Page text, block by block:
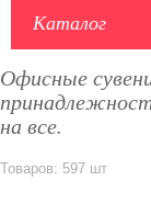
Каталог
Офисные
на все.
Товаров: 597 шт